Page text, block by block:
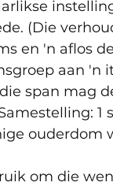
(Die
en 'n aflos
aan 'n
span mag
1
ouderdom
om die